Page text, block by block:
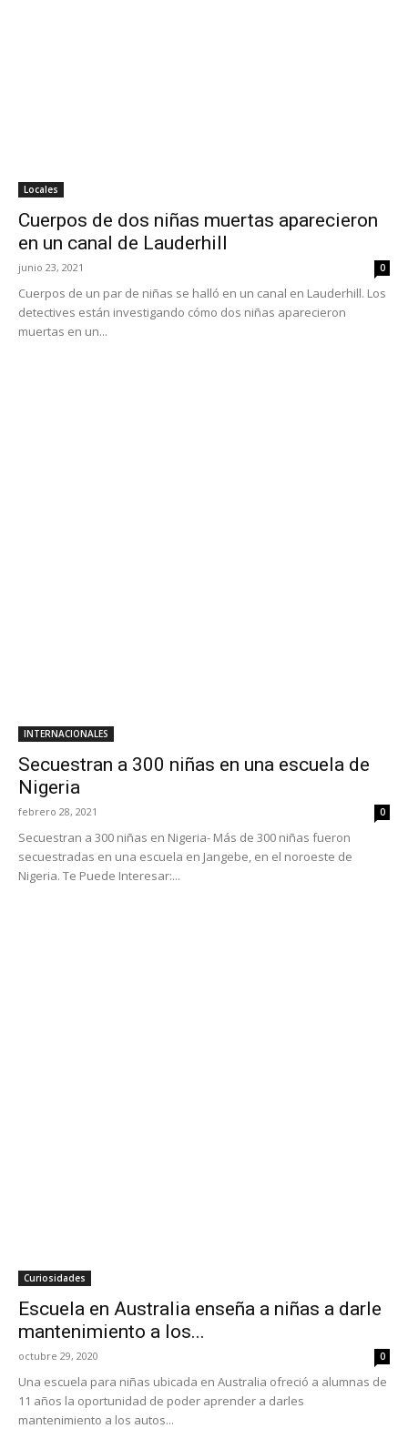
Locales
Cuerpos de dos niñas muertas aparecieron
en un canal de Lauderhill
junio 23, 2021 0
Cuerpos de un par de niñas se halló en un canal en Lauderhill. Los
detectives están investigando cómo dos niñas aparecieron
muertas en un...
INTERNACIONALES
Secuestran a 300 niñas en una escuela de
Nigeria
febrero 28, 2021 0
Secuestran a 300 niñas en Nigeria- Más de 300 niñas fueron
secuestradas en una escuela en Jangebe, en el noroeste de
Nigeria. Te Puede Interesar:...
Curiosidades
Escuela en Australia enseña a niñas a darle
mantenimiento a los...
octubre 29, 2020 0
Una escuela para niñas ubicada en Australia ofreció a alumnas de
11 años la oportunidad de poder aprender a darles
mantenimiento a los autos...